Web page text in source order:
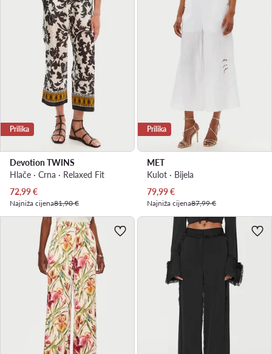
Prilika
Devotion TWINS
Hlače · Crna · Relaxed Fit
Trenutna cijena
72,99€
Najniža cijena81,90 €
Prilika
MET
Kulot · Bijela
Trenutna cijena
79,99€
Najniža cijena87,99 €